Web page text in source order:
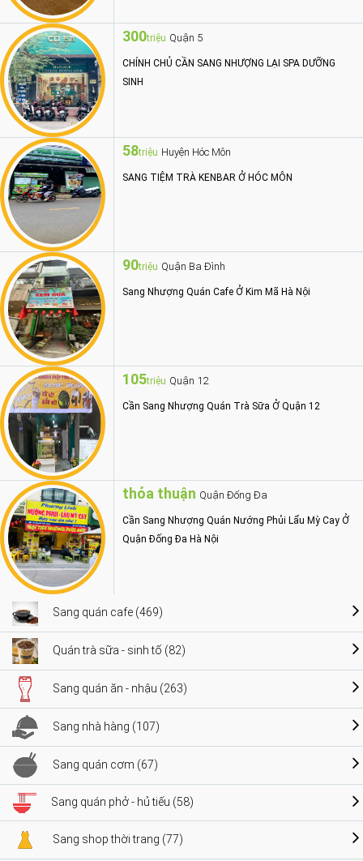
300triệu Quận 5
CHÍNH CHỦ CẦN SANG NHƯỢNG LẠI SPA DƯỠNG
SINH
58triệu Huyện Hóc Môn
SANG TIỆM TRÀ KENBAR Ở HÓC MÔN
90triệu Quận Ba Đình
Sang Nhượng Quán Cafe Ở Kim Mã Hà Nội
105triệu Quận 12
Cần Sang Nhượng Quán Trà Sữa Ở Quận 12
thỏa thuận Quận Đống Đa
Cần Sang Nhượng Quán Nướng Phủi Lẩu Mỳ Cay Ở
Quận Đống Đa Hà Nội
Sang quán cafe (469)
Quán trà sữa - sinh tố (82)
Sang quán ăn - nhậu (263)
Sang nhà hàng (107)
Sang quán cơm (67)
Sang quán phở - hủ tiếu (58)
Sang shop thời trang (77)